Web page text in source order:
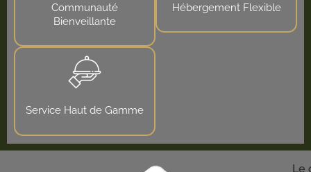
Communauté
Bienveillante
Hébergement Flexible
Service Haut de Gamme
Le